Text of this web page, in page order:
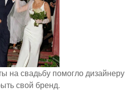
на свадьбу помогло дизайнеру
свой бренд.